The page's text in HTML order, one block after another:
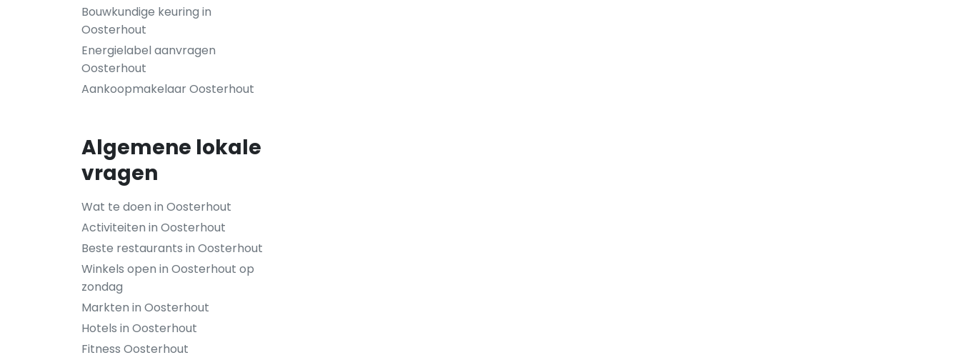
Bouwkundige keuring in
Oosterhout
Energielabel aanvragen
Oosterhout
Aankoopmakelaar Oosterhout
Algemene lokale
vragen
Wat te doen in Oosterhout
Activiteiten in Oosterhout
Beste restaurants in Oosterhout
Winkels open in Oosterhout op
zondag
Markten in Oosterhout
Hotels in Oosterhout
Fitness Oosterhout